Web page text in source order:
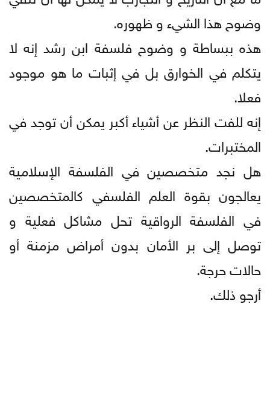
وضوح هذا الشيء و ظهوره.
هذه ببساطة و وضوح فلسفة ابن رشد إنه لا
يتكلم في الخوارق بل في إثبات ما هو موجود
فعلا.
إنه للفت النظر عن أشياء أكبر يمكن أن توجد في
المختبرات.
هل نجد متخصصين في الفلسفة الإسلامية
يعالجون بقوة العلم الفلسفي كالمتخصصين
في الفلسفة الرواقية تحل مشاكل فعلية و
توصل إلى بر الأمان بدون أمراض مزمنة أو
حالات حرجة.
أرجو ذلك.